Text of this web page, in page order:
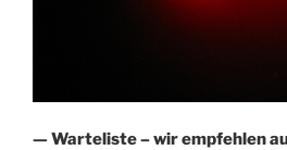
— Warteliste – wir empfehlen